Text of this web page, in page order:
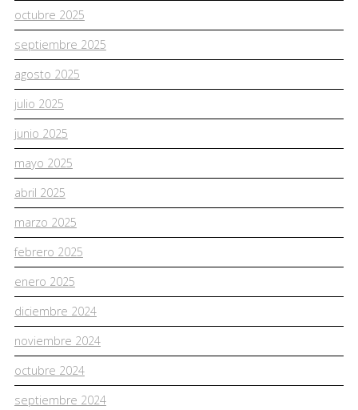
octubre 2025
septiembre 2025
agosto 2025
julio 2025
junio 2025
mayo 2025
abril 2025
marzo 2025
febrero 2025
enero 2025
diciembre 2024
noviembre 2024
octubre 2024
septiembre 2024